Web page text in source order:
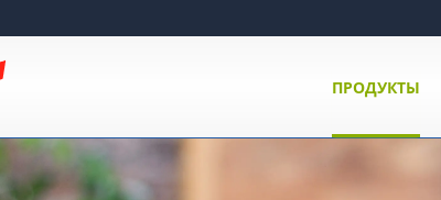
ПРОДУКТЫ